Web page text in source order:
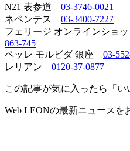
N21 表参道 03-3746-0021
ネペンテス 03-3400-7227
フェリージ オンラインショ
863-745
ペッレ モルビダ 銀座 03-
レリアン 0120-37-0877
この記事が気に入ったら「い
Web LEONの最新ニュースを